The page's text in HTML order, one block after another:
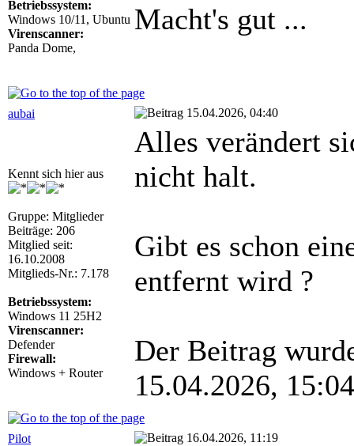
Betriebssystem:
Windows 10/11, Ubuntu
Virenscanner:
Panda Dome,
Macht's gut ...
aubai 15.04.2026, 04:40
Kennt sich hier aus
Gruppe: Mitglieder
Beiträge: 206
Mitglied seit:
16.10.2008
Mitglieds-Nr.: 7.178
Betriebssystem:
Windows 11 25H2
Virenscanner:
Defender
Firewall:
Windows + Router
Alles verändert
nicht halt.
Gibt es schon
entfernt wird ?
Der Beitrag
15.04.2026, 15:04
Pilot 16.04.2026, 11:19